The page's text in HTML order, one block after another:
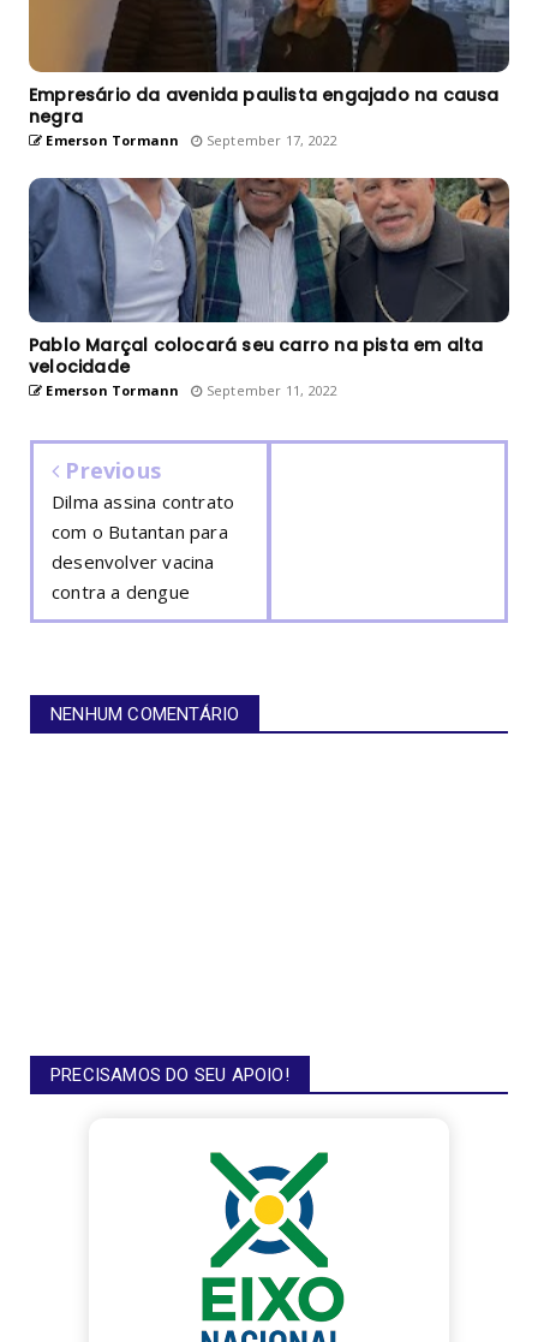
Empresário da avenida paulista engajado na causa
negra
Emerson Tormann September 17, 2022
Pablo Marçal colocará seu carro na pista em alta
velocidade
Emerson Tormann September 11, 2022
Previous
Dilma assina contrato
com o Butantan para
desenvolver vacina
contra a dengue
NENHUM COMENTÁRIO
PRECISAMOS DO SEU APOIO!